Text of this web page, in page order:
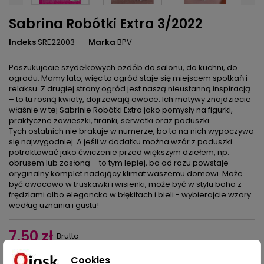
Sabrina Robótki Extra 3/2022
Indeks SRE22003 Marka BPV
Poszukujecie szydełkowych ozdób do salonu, do kuchni, do
ogrodu. Mamy lato, więc to ogród staje się miejscem spotkań i
relaksu. Z drugiej strony ogród jest naszą nieustanną inspiracją
– to tu rosną kwiaty, dojrzewają owoce. Ich motywy znajdziecie
właśnie w tej Sabrinie Robótki Extra jako pomysły na figurki,
praktyczne zawieszki, firanki, serwetki oraz poduszki.
Tych ostatnich nie brakuje w numerze, bo to na nich wypoczywa
się najwygodniej. A jeśli w dodatku można wzór z poduszki
potraktować jako ćwiczenie przed większym dziełem, np.
obrusem lub zasłoną – to tym lepiej, bo od razu powstaje
oryginalny komplet nadający klimat waszemu domowi. Może
być owocowo w truskawki i wisienki, może być w stylu boho z
frędzlami albo elegancko w błękitach i bieli - wybierajcie wzory
według uznania i gustu!
7,50 zł Brutto
Cookies